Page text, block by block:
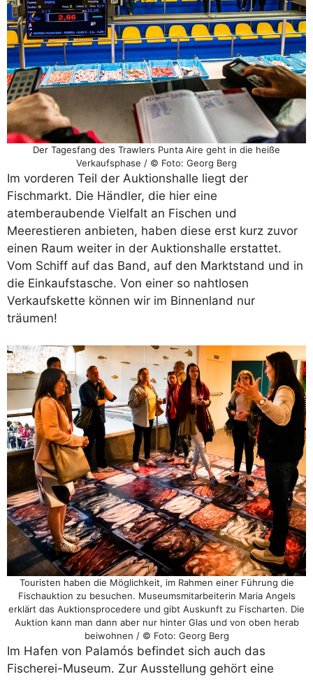
Der Tagesfang des Trawlers Punta Aire geht in die heiße
Verkaufsphase / © Foto: Georg Berg
Im vorderen Teil der Auktionshalle liegt der
Fischmarkt. Die Händler, die hier eine
atemberaubende Vielfalt an Fischen und
Meerestieren anbieten, haben diese erst kurz zuvor
einen Raum weiter in der Auktionshalle erstattet.
Vom Schiff auf das Band, auf den Marktstand und in
die Einkaufstasche. Von einer so nahtlosen
Verkaufskette können wir im Binnenland nur
träumen!
Touristen haben die Möglichkeit, im Rahmen einer Führung die
Fischauktion zu besuchen. Museumsmitarbeiterin Maria Angels
erklärt das Auktionsprocedere und gibt Auskunft zu Fischarten. Die
Auktion kann man dann aber nur hinter Glas und von oben herab
beiwohnen / © Foto: Georg Berg
Im Hafen von Palamós befindet sich auch das
Fischerei-Museum. Zur Ausstellung gehört eine